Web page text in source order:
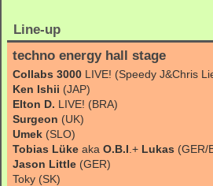
Line-up
techno energy hall stage
Collabs 3000 LIVE! (Speedy J&Chris
Ken Ishii (JAP)
Elton D. LIVE! (BRA)
Surgeon (UK)
Umek (SLO)
Tobias Lüke aka O.B.I .+ Lukas (GER/
Jason Little (GER)
Toky (SK)